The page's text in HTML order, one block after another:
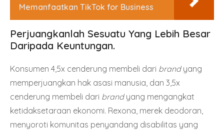
Memanfaatkan TikTok for Business
Perjuangkanlah Sesuatu Yang Lebih Besar
Daripada Keuntungan.
Konsumen 4,5x cenderung membeli dari brandyang
memperjuangkan hak asasi manusia, dan 3,5x
cenderung membeli dari brandyang mengangkat
ketidaksetaraan ekonomi. Rexona, merek deodoran,
menyoroti komunitas penyandang disabilitas yang